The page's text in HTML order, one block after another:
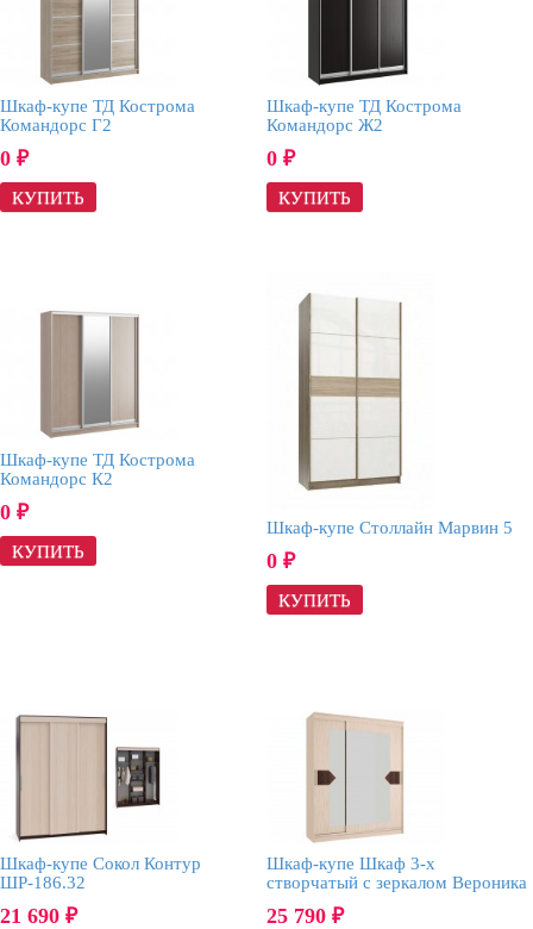
Шкаф-купе ТД Кострома
Командорс Г2
0 ₽
Шкаф-купе ТД Кострома
Командорс Ж2
0 ₽
Шкаф-купе ТД Кострома
Командорс К2
0 ₽
Шкаф-купе Столлайн Марвин 5
0 ₽
Шкаф-купе Сокол Контур
ШР-186.32
21 690 ₽
Шкаф-купе Шкаф 3-х
створчатый с зеркалом Вероника
25 790 ₽